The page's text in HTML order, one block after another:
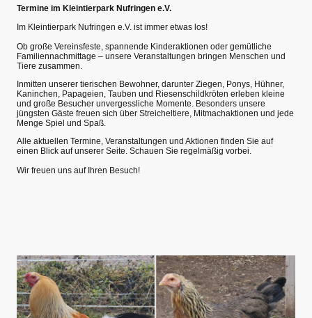
Termine im Kleintierpark Nufringen e.V.
Im Kleintierpark Nufringen e.V. ist immer etwas los!
Ob große Vereinsfeste, spannende Kinderaktionen oder gemütliche
Familiennachmittage – unsere Veranstaltungen bringen Menschen und
Tiere zusammen.
Inmitten unserer tierischen Bewohner, darunter Ziegen, Ponys, Hühner,
Kaninchen, Papageien, Tauben und Riesenschildkröten erleben kleine
und große Besucher unvergessliche Momente. Besonders unsere
jüngsten Gäste freuen sich über Streicheltiere, Mitmachaktionen und jede
Menge Spiel und Spaß.
Alle aktuellen Termine, Veranstaltungen und Aktionen finden Sie auf
einen Blick auf unserer Seite. Schauen Sie regelmäßig vorbei.
Wir freuen uns auf Ihren Besuch!